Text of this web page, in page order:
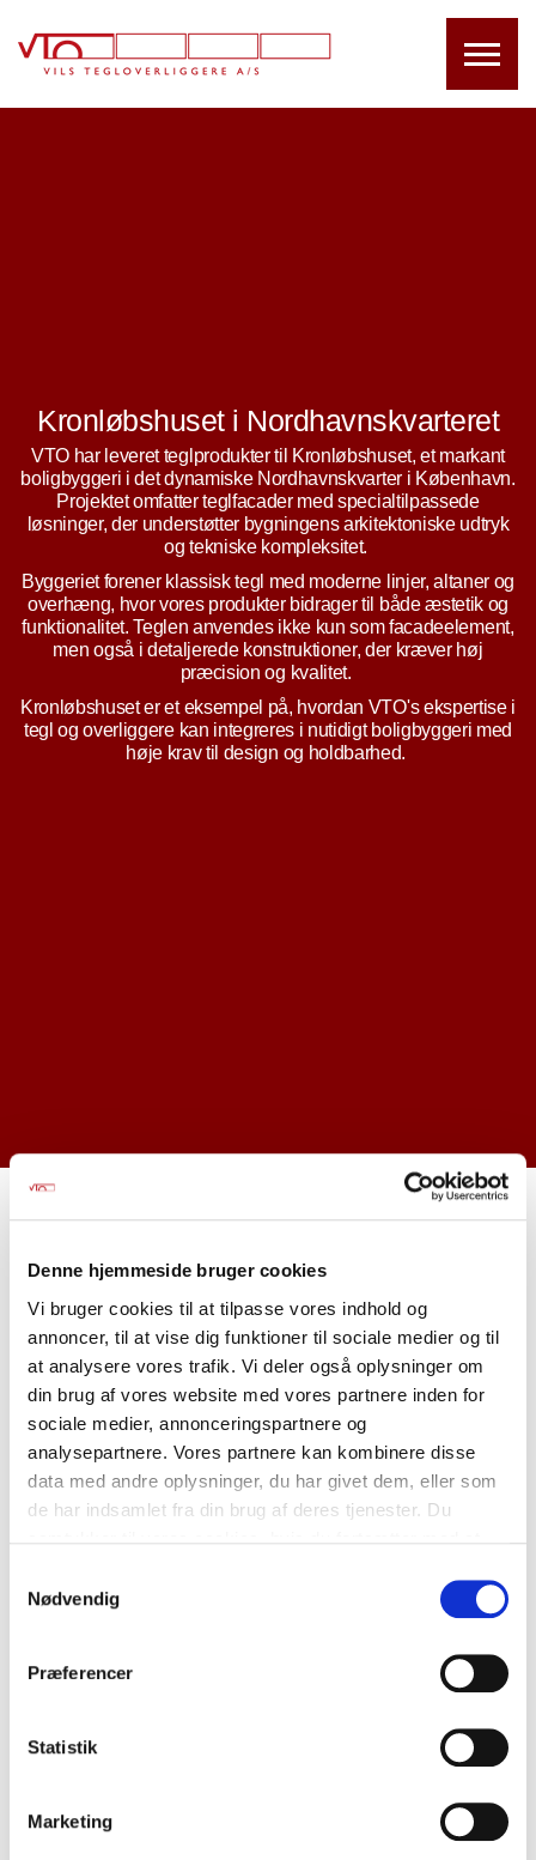
Denne hjemmeside bruger cookies
Vi bruger cookies til at tilpasse vores indhold og
annoncer, til at vise dig funktioner til sociale medier og til
at analysere vores trafik. Vi deler også oplysninger om
din brug af vores website med vores partnere inden for
sociale medier, annonceringspartnere og
analysepartnere. Vores partnere kan kombinere disse
data med andre oplysninger, du har givet dem, eller som
de har indsamlet fra din brug af deres tjenester. Du
Nødvendig
Præferencer
Statistik
Marketing
Kronløbshuset i Nordhavnskvarteret
VTO har leveret teglprodukter til Kronløbshuset, et markant
boligbyggeri i det dynamiske Nordhavnskvarter i København.
Projektet omfatter teglfacader med specialtilpassede
løsninger, der understøtter bygningens arkitektoniske udtryk
og tekniske kompleksitet.
Byggeriet forener klassisk tegl med moderne linjer, altaner og
overhæng, hvor vores produkter bidrager til både æstetik og
funktionalitet. Teglen anvendes ikke kun som facadeelement,
men også i detaljerede konstruktioner, der kræver høj
præcision og kvalitet.
Kronløbshuset er et eksempel på, hvordan VTO's ekspertise i
tegl og overliggere kan integreres i nutidigt boligbyggeri med
høje krav til design og holdbarhed.